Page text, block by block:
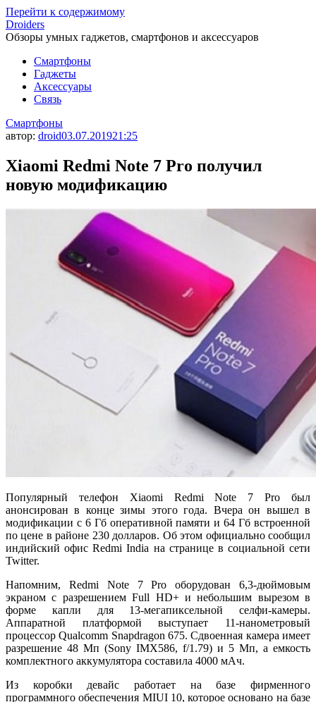
Перейти к содержимому
Droiders
Обзоры умных гаджетов, смартфонов и аксессуаров
Смартфоны
Гаджеты
Аксессуары
Связь
Смартфоны
автор: droid03.07.201921:25
Xiaomi Redmi Note 7 Pro получил
новую модификацию
Популярный телефон Xiaomi Redmi Note 7 Pro был
анонсирован в конце зимы этого года. Вчера он вышел в
модификации с 6 Гб оперативной памяти и 64 Гб встроенной
по цене в районе 230 долларов. Об этом официально сообщил
индийский офис Redmi India на странице в социальной сети
Twitter.
Напомним, Redmi Note 7 Pro оборудован 6,3-дюймовым
экраном с разрешением Full HD+ и небольшим вырезом в
форме капли для 13-мегапиксельной селфи-камеры.
Аппаратной платформой выступает 11-нанометровый
процессор Qualcomm Snapdragon 675. Сдвоенная камера имеет
разрешение 48 Мп (Sony IMX586, f/1.79) и 5 Мп, а емкость
комплектного аккумулятора составила 4000 мАч.
Из коробки девайс работает на базе фирменного
программного обеспечения MIUI 10, которое основано на базе